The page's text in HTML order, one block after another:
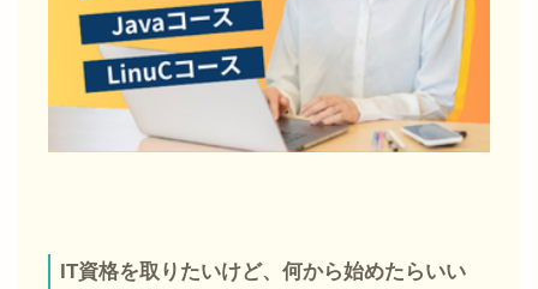
IT資格を取りたいけど、何から始めたらいい